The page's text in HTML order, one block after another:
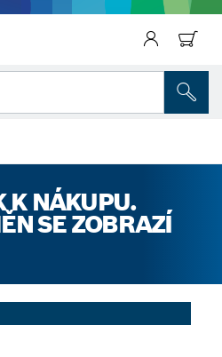
K NÁKUPU.
SE ZOBRAZÍ